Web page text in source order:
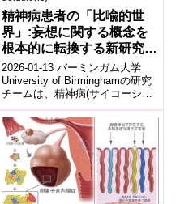
精神病患者の「比喩的世
界」:妄想に関する概念を
根本的に転換する新研究
(Psychosis patients
‘living in metaphor’ – new
study radically shifts
ideas about delusions)
2026-01-13 バーミンガム大学
University of Birminghamの研究
チームは、精神病(サイコーシス)
患者に見られる妄想を「誤った
信念」で...